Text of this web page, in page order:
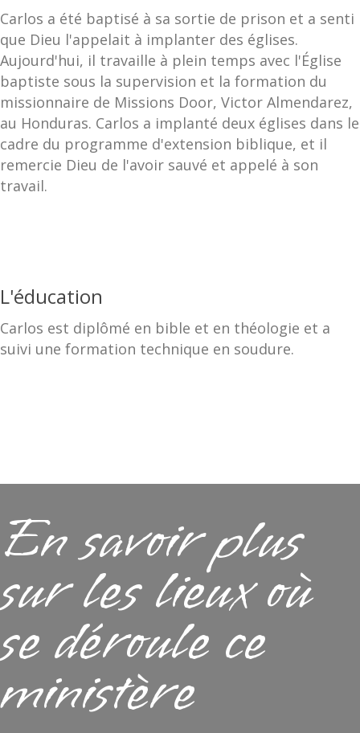
Carlos a été baptisé à sa sortie de prison et a senti
que Dieu l'appelait à implanter des églises.
Aujourd'hui, il travaille à plein temps avec l'Église
baptiste sous la supervision et la formation du
missionnaire de Missions Door, Victor Almendarez,
au Honduras. Carlos a implanté deux églises dans le
cadre du programme d'extension biblique, et il
remercie Dieu de l'avoir sauvé et appelé à son
travail.
L'éducation
Carlos est diplômé en bible et en théologie et a
suivi une formation technique en soudure.
En savoir plus
sur les lieux où
se déroule ce
ministère